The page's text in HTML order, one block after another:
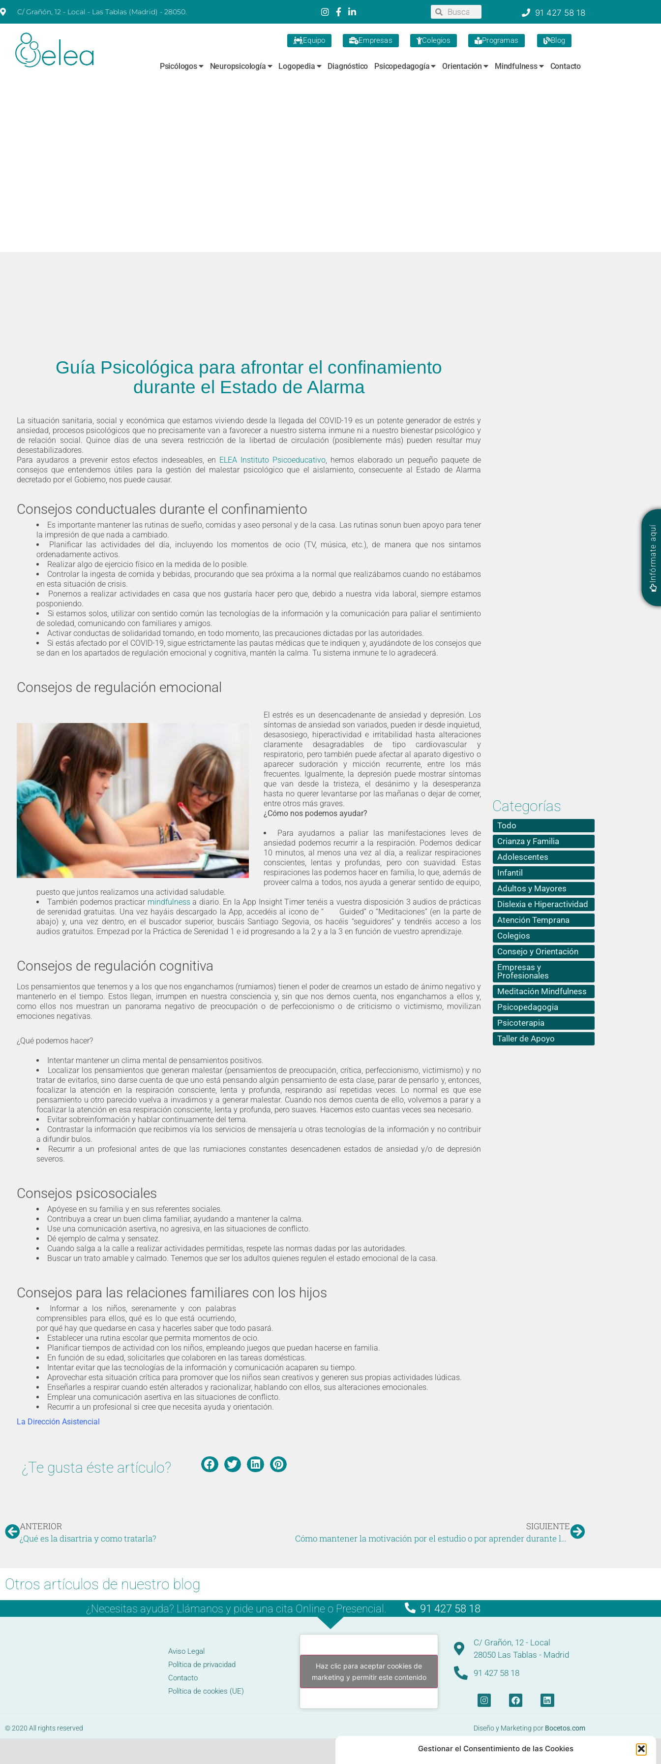
Gestionar el Consentimiento de las Cookies
C/ Grañón, 12 - Local - Las Tablas (Madrid) - 28050. 91 427 58 18
Empresas Colegios Programas Blog
Equipo
Psicólogos Neuropsicología Logopedia Diagnóstico Psicopedagogía Orientación Mindfulness Contacto
Guía Psicológica para afrontar el confinamiento
durante el Estado de Alarma
La situación sanitaria, social y económica que estamos viviendo desde la llegada del COVID-19 es un potente generador de estrés y
ansiedad, procesos psicológicos que no precisamente van a favorecer a nuestro sistema inmune ni a nuestro bienestar psicológico y
de relación social. Quince días de una severa restricción de la libertad de circulación (posiblemente más) pueden resultar muy
desestabilizadores.
Para ayudaros a prevenir estos efectos indeseables, en ELEA Instituto Psicoeducativo, hemos elaborado un pequeño paquete de
consejos que entendemos útiles para la gestión del malestar psicológico que el aislamiento, consecuente al Estado de Alarma
decretado por el Gobierno, nos puede causar.
Consejos conductuales durante el confinamiento
Es importante mantener las rutinas de sueño, comidas y aseo personal y de la casa. Las rutinas sonun buen apoyo para tener
la impresión de que nada a cambiado.
Planificar las actividades del día, incluyendo los momentos de ocio (TV, música, etc.), de manera que nos sintamos
ordenadamente activos.
Realizar algo de ejercicio físico en la medida de lo posible.
Controlar la ingesta de comida y bebidas, procurando que sea próxima a la normal que realizábamos cuando no estábamos
en esta situación de crisis.
Ponernos a realizar actividades en casa que nos gustaría hacer pero que, debido a nuestra vida laboral, siempre estamos
posponiendo.
Si estamos solos, utilizar con sentido común las tecnologías de la información y la comunicación para paliar el sentimiento
de soledad, comunicando con familiares y amigos.
Activar conductas de solidaridad tomando, en todo momento, las precauciones dictadas por las autoridades.
Si estás afectado por el COVID-19, sigue estrictamente las pautas médicas que te indiquen y, ayudándote de los consejos que
se dan en los apartados de regulación emocional y cognitiva, mantén la calma. Tu sistema inmune te lo agradecerá.
Consejos de regulación emocional
El estrés es un desencadenante de ansiedad y depresión. Los
síntomas de ansiedad son variados, pueden ir desde inquietud,
desasosiego, hiperactividad e irritabilidad hasta alteraciones
claramente desagradables de tipo cardiovascular y
respiratorio, pero también puede afectar al aparato digestivo o
aparecer sudoración y micción recurrente, entre los más
frecuentes. Igualmente, la depresión puede mostrar síntomas
que van desde la tristeza, el desánimo y la desesperanza
hasta no querer levantarse por las mañanas o dejar de comer,
entre otros más graves.
¿Cómo nos podemos ayudar?
Para ayudarnos a paliar las manifestaciones leves de
ansiedad podemos recurrir a la respiración. Podemos dedicar
10 minutos, al menos una vez al día, a realizar respiraciones
conscientes, lentas y profundas, pero con suavidad. Estas
respiraciones las podemos hacer en familia, lo que, además de
proveer calma a todos, nos ayuda a generar sentido de equipo,
puesto que juntos realizamos una actividad saludable.
También podemos practicar mindfulnessa diario. En la App Insight Timer tenéis a vuestra disposición 3 audios de prácticas
de serenidad gratuitas. Una vez hayáis descargado la App, accedéis al icono de “
Guided” o “Meditaciones” (en la parte de
abajo) y, una vez dentro, en el buscador superior, buscáis Santiago Segovia, os hacéis “seguidores” y tendréis acceso a los
audios gratuitos. Empezad por la Práctica de Serenidad 1 e id progresando a la 2 y a la 3 en función de vuestro aprendizaje.
Consejos de regulación cognitiva
Los pensamientos que tenemos y a los que nos enganchamos (rumiamos) tienen el poder de crearnos un estado de ánimo negativo y
mantenerlo en el tiempo. Estos llegan, irrumpen en nuestra consciencia y, sin que nos demos cuenta, nos enganchamos a ellos y,
como ellos nos muestran un panorama negativo de preocupación o de perfeccionismo o de criticismo o victimismo, movilizan
emociones negativas.
¿Qué podemos hacer?
Intentar mantener un clima mental de pensamientos positivos.
Localizar los pensamientos que generan malestar (pensamientos de preocupación, crítica, perfeccionismo, victimismo) y no
tratar de evitarlos, sino darse cuenta de que uno está pensando algún pensamiento de esta clase, parar de pensarlo y, entonces,
focalizar la atención en la respiración consciente, lenta y profunda, respirando así repetidas veces. Lo normal es que ese
pensamiento u otro parecido vuelva a invadirnos y a generar malestar. Cuando nos demos cuenta de ello, volvemos a parar y a
focalizar la atención en esa respiración consciente, lenta y profunda, pero suaves. Hacemos esto cuantas veces sea necesario.
Evitar sobreinformación y hablar continuamente del tema.
Contrastar la información que recibimos vía los servicios de mensajería u otras tecnologías de la información y no contribuir
a difundir bulos.
Recurrir a un profesional antes de que las rumiaciones constantes desencadenen estados de ansiedad y/o de depresión
severos.
Consejos psicosociales
Apóyese en su familia y en sus referentes sociales.
Contribuya a crear un buen clima familiar, ayudando a mantener la calma.
Use una comunicación asertiva, no agresiva, en las situaciones de conflicto.
Dé ejemplo de calma y sensatez.
Cuando salga a la calle a realizar actividades permitidas, respete las normas dadas por las autoridades.
Buscar un trato amable y calmado. Tenemos que ser los adultos quienes regulen el estado emocional de la casa.
Consejos para las relaciones familiares con los hijos
Informar a los niños, serenamente y con palabras
comprensibles para ellos, qué es lo que está ocurriendo,
por qué hay que quedarse en casa y hacerles saber que todo pasará.
Establecer una rutina escolar que permita momentos de ocio.
Planificar tiempos de actividad con los niños, empleando juegos que puedan hacerse en familia.
En función de su edad, solicitarles que colaboren en las tareas domésticas.
Intentar evitar que las tecnologías de la información y comunicación acaparen su tiempo.
Aprovechar esta situación crítica para promover que los niños sean creativos y generen sus propias actividades lúdicas.
Enseñarles a respirar cuando estén alterados y racionalizar, hablando con ellos, sus alteraciones emocionales.
Emplear una comunicación asertiva en las situaciones de conflicto.
Recurrir a un profesional si cree que necesita ayuda y orientación.
La Dirección Asistencial
¿Te gusta éste artículo?
Categorías
Todo
Crianza y Familia
Adolescentes
Infantil
Adultos y Mayores
Dislexia e Hiperactividad
Atención Temprana
Colegios
Consejo y Orientación
Empresas y
Profesionales
Meditación Mindfulness
Psicopedagogia
Psicoterapia
Taller de Apoyo
ANTERIOR
¿Qué es la disartria y como tratarla?
SIGUIENTE
Cómo mantener la motivación por el estudio o por aprender durante la cuarentena
Otros artículos de nuestro blog
¿Necesitas ayuda? Llámanos y pide una cita Online o Presencial. 91 427 58 18
Aviso Legal
Política de privacidad
Contacto
Política de cookies (UE)
Haz clic para aceptar cookies de
marketing y permitir este contenido
C/ Grañón, 12 - Local
28050 Las Tablas - Madrid
91 427 58 18
© 2020 All rights reserved Diseño y Marketing por Bocetos.com
Infórmate aquí